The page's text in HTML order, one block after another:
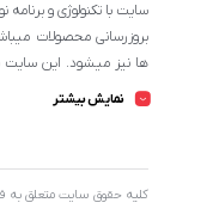
سایت با تکنولوژی و
بروزرسانی محصولات
فروشگاه انتخاب و خریداری
نمایش بیشتر
کليه حقوق سايت متعلق به